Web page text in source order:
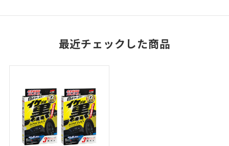
最近チェックした商品